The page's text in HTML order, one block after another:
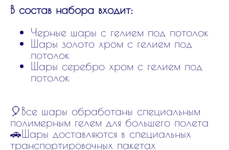
В состав набора входит:
Черные шары с гелием под потолок
Шары золото хром с гелием под
потолок
Шары серебро хром с гелием под
потолок
🎈Все шары обработаны специальным
полимерным гелем для большего полета
🚗Шары доставляются в специальных
транспортировочных пакетах